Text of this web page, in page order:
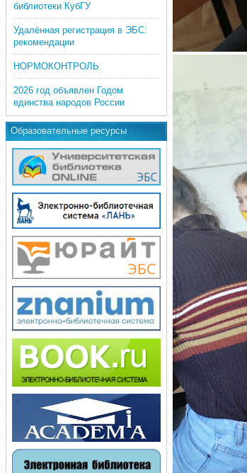
библиотеки КубГУ
Удалённая регистрация в ЭБС:
рекомендации
НОРМОКОНТРОЛЬ
2026 год объявлен Годом
единства народов России
Образовательные ресурсы